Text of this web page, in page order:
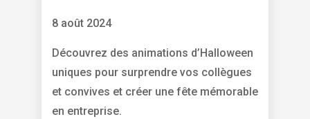
8 août 2024
Découvrez des animations d’Halloween
uniques pour surprendre vos collègues
et convives et créer une fête mémorable
en entreprise.